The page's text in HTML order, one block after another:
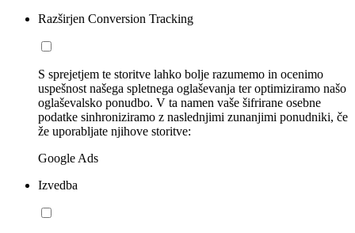
Razširjen Conversion Tracking
S sprejetjem te storitve lahko bolje razumemo in ocenimo
uspešnost našega spletnega oglaševanja ter optimiziramo našo
oglaševalsko ponudbo. V ta namen vaše šifrirane osebne
podatke sinhroniziramo z naslednjimi zunanjimi ponudniki, če
že uporabljate njihove storitve:
Google Ads
Izvedba